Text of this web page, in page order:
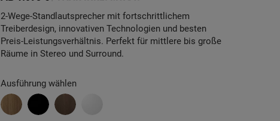
2-Wege-Standlautsprecher mit fortschrittlichem
Treiberdesign, innovativen Technologien und besten
Preis-Leistungsverhältnis. Perfekt für mittlere bis große
Räume in Stereo und Surround.
Ausführung wählen